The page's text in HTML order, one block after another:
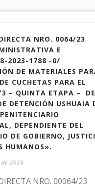
NRO. 0064/23
E
2023-1788 -0/
DE MATERIALES
CUCHETAS PARA EL
– QUINTA ETAPA –
DETENCIÓN USHUAIA
DEPENDIENTE DEL
DE GOBIERNO,
HUMANOS».
2023
NRO. 00064/23